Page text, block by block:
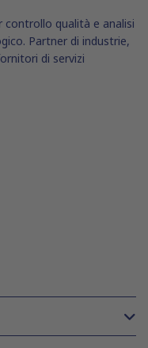
qualità e analisi
Partner di industrie,
di servizi